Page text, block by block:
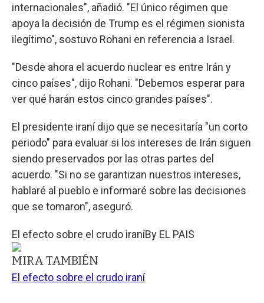
internacionales", añadió. "El único régimen que
apoya la decisión de Trump es el régimen sionista
ilegítimo", sostuvo Rohani en referencia a Israel.
"Desde ahora el acuerdo nuclear es entre Irán y
cinco países", dijo Rohani. "Debemos esperar para
ver qué harán estos cinco grandes países".
El presidente iraní dijo que se necesitaría "un corto
periodo" para evaluar si los intereses de Irán siguen
siendo preservados por las otras partes del
acuerdo. "Si no se garantizan nuestros intereses,
hablaré al pueblo e informaré sobre las decisiones
que se tomaron", aseguró.
El efecto sobre el crudo iraníBy EL PAIS
MIRA TAMBIÉN
El efecto sobre el crudo iraní